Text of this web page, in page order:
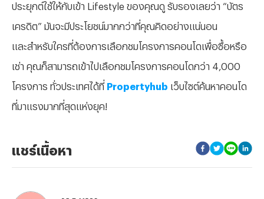
ประยุกต์ใช้ให้กับเข้า Lifestyle ของคุณดู รับรองเลยว่า “บัตร
เครดิต” มันจะมีประโยชน์มากกว่าที่คุณคิดอย่างแน่นอน
และสำหรับใครที่ต้องการเลือกชมโครงการคอนโดเพื่อซื้อหรือ
เช่า คุณก็สามารถเข้าไปเลือกชมโครงการคอนโดกว่า 4,000
โครงการ ทั่วประเทศได้ที่ Propertyhub เว็บไซต์ค้นหาคอนโด
ที่มาแรงมากที่สุดแห่งยุค!
แชร์เนื้อหา